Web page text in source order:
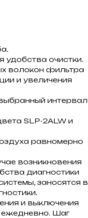
удобства очистки.
волокон фильтра
и увеличения
интервал
SLP-2ALW и
равномерно
возникновения
диагностики
заносятся в
и выключения
ежедневно. Шаг